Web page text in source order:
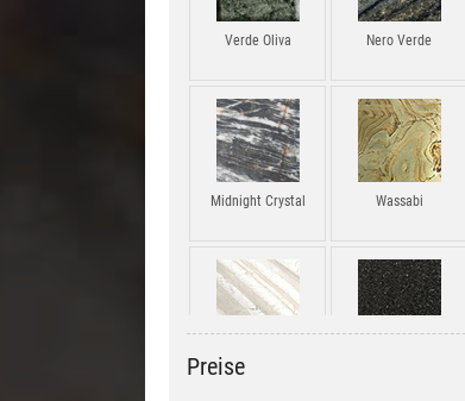
Verde Oliva Nero Verde
Midnight Crystal Wassabi
Corteccia
Preise